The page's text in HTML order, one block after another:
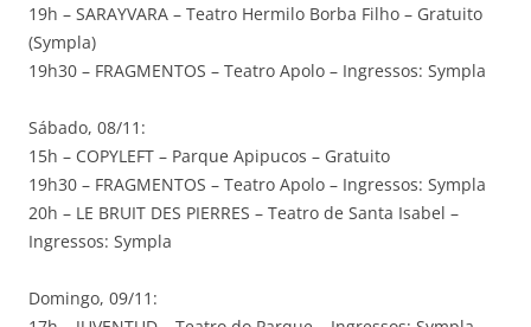
19h – SARAYVARA – Teatro Hermilo Borba Filho – Gratuito
(Sympla)
19h30 – FRAGMENTOS – Teatro Apolo – Ingressos: Sympla
Sábado, 08/11:
15h – COPYLEFT – Parque Apipucos – Gratuito
19h30 – FRAGMENTOS – Teatro Apolo – Ingressos: Sympla
20h – LE BRUIT DES PIERRES – Teatro de Santa Isabel –
Ingressos: Sympla
Domingo, 09/11: